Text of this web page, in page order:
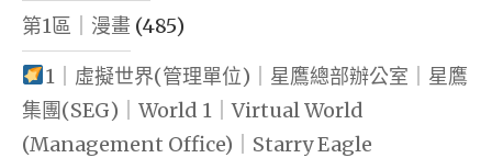
第1區｜漫畫 (485)
1｜虛擬世界(管理單位)｜星鷹總部辦公室｜星鷹
集團(SEG)｜World 1｜Virtual World
(Management Office)｜Starry Eagle